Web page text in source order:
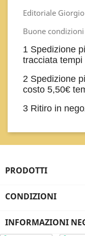
Editoriale
Buone condizioni
1 Spedizione
tracciata
2 Spedizione
costo 5,50€
3 Ritiro in
PRODOTTI
CONDIZIONI
INFORMAZIONI